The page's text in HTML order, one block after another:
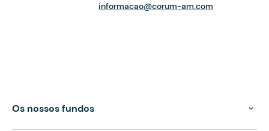
informacao@corum-am.com
Os nossos fundos